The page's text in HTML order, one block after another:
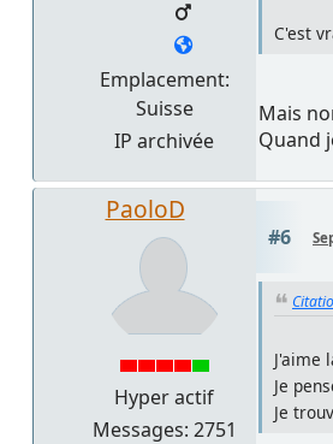
Emplacement:
Suisse
IP archivée
C'est
Mais
Quand
PaoloD
Hyper actif
Messages: 2751
#6
J'aime
Je
Je